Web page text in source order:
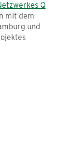
Q
mit dem
und